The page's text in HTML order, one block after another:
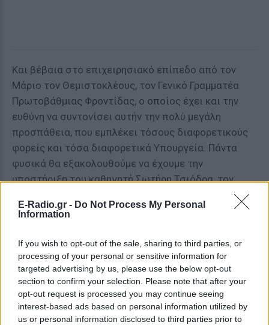
E-Radio.gr - Do Not Process My Personal
Information
If you wish to opt-out of the sale, sharing to third parties, or
processing of your personal or sensitive information for
targeted advertising by us, please use the below opt-out
section to confirm your selection. Please note that after your
opt-out request is processed you may continue seeing
interest-based ads based on personal information utilized by
us or personal information disclosed to third parties prior to
Και βέβαια στο επιχειρησιακό επίπεδο από τον
Μάριο τον Θεμιστοκλέους, τον Γενικό Γραμματέα
Πρωτοβάθμιας Φροντίδας, ο οποίος έχει και την
ευθύνη να συντονίσει αυτήν την πολύ μεγάλη
προσπάθεια, που εμπλέκει τόσους διαφορετικούς
φορείς και τόσα διαφορετικά Υπουργεία. Πάντα
φυσικά θα εξακολουθούμε να έχουμε την
υποστήριξη του καθηγητή Σωτήρη Τσιόδρα, τον
οποίο ευχαριστώ για ακόμα μία φορά για όλα όσα
έχει προσφέρει αυτούς τους μήνες πολέμου κατά
Έχουμε πει ότι οι αρχηγοί των Κοινοβουλευτικών
Ομάδων, πολιτική και πολιτειακή ηγεσία θα
κάνουμε από τους πρώτους το εμβόλιο για να
δείξουμε με αυτό τον τρόπο την εμπιστοσύνη μας
στην επιστήμη, αλλά θέλω για ακόμα μία φορά να